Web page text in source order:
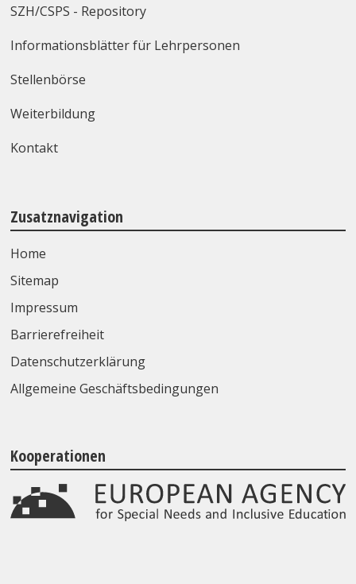
SZH/CSPS - Repository
Informationsblätter für Lehrpersonen
Stellenbörse
Weiterbildung
Kontakt
Zusatznavigation
Home
Sitemap
Impressum
Barrierefreiheit
Datenschutzerklärung
Allgemeine Geschäftsbedingungen
Kooperationen